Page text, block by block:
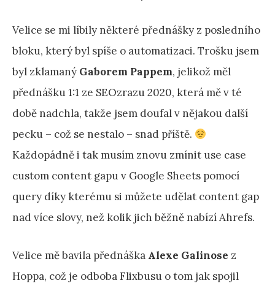
Velice se mi líbily některé přednášky z posledního
bloku, který byl spíše o automatizaci. Trošku jsem
byl zklamaný Gaborem Pappem, jelikož měl
přednášku 1:1 ze SEOzrazu 2020, která mě v té
době nadchla, takže jsem doufal v nějakou další
pecku – což se nestalo – snad příště.
Každopádně i tak musím znovu zmínit use case
custom content gapu v Google Sheets pomocí
query díky kterému si můžete udělat content gap
nad více slovy, než kolik jich běžně nabízí Ahrefs.
Velice mě bavila přednáška Alexe Galinose z
Hoppa, což je odboba Flixbusu o tom jak spojil